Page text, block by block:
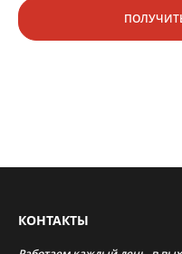
КОНТАКТЫ